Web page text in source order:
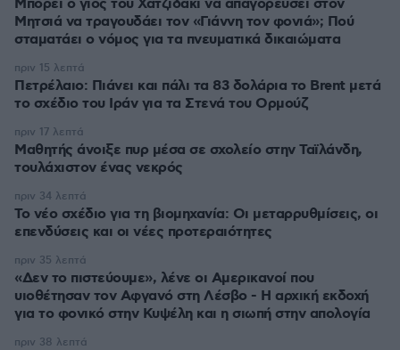
Μπορεί ο γιος του Χατζιδάκι να απαγορεύσει στον
Μητσιά να τραγουδάει τον «Γιάννη τον φονιά»; Πού
σταματάει ο νόμος για τα πνευματικά δικαιώματα
Πετρέλαιο: Πιάνει και πάλι τα 83 δολάρια το Brent μετά
το σχέδιο του Ιράν για τα Στενά του Ορμούζ
πριν 15 λεπτά
Μαθητής άνοιξε πυρ μέσα σε σχολείο στην Ταϊλάνδη,
τουλάχιστον ένας νεκρός
πριν 17 λεπτά
Το νέο σχέδιο για τη βιομηχανία: Οι μεταρρυθμίσεις, οι
επενδύσεις και οι νέες προτεραιότητες
πριν 34 λεπτά
«Δεν το πιστεύουμε», λένε οι Αμερικανοί που
υιοθέτησαν τον Αφγανό στη Λέσβο - Η αρχική εκδοχή
για το φονικό στην Κυψέλη και η σιωπή στην απολογία
πριν 35 λεπτά
πριν 38 λεπτά